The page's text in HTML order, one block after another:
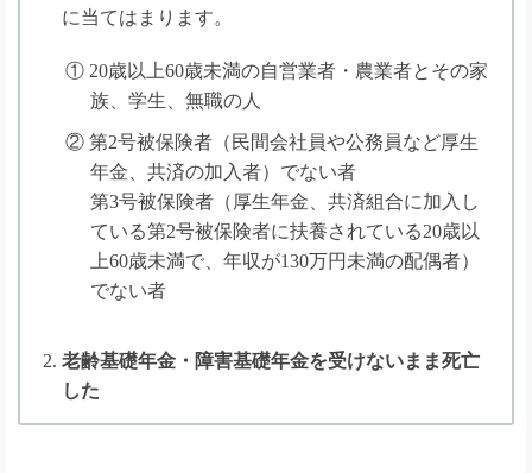
に当てはまります。
① 20歳以上60歳未満の自営業者・農業者とその家
族、学生、無職の人
② 第2号被保険者（民間会社員や公務員など厚生
年金、共済の加入者）でない者
第3号被保険者（厚生年金、共済組合に加入し
ている第2号被保険者に扶養されている20歳以
上60歳未満で、年収が130万円未満の配偶者）
でない者
老齢基礎年金・障害基礎年金を受けないまま死亡
した